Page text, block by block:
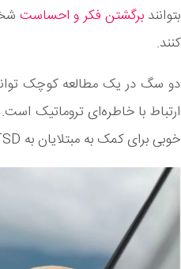
بتوانندبرگشتن فکر و احساست
کنند.
دو سگ در یک مطالعه کوچک
ارتباط با خاطره‌ای تروماتیک
خوبی برای کمک به مبتلایان به PTSD برای مقابله با شرایط اضطرابی باشند.